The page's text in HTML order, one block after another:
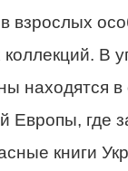
взрослых
коллекций. В
находятся в
Европы, где
книги